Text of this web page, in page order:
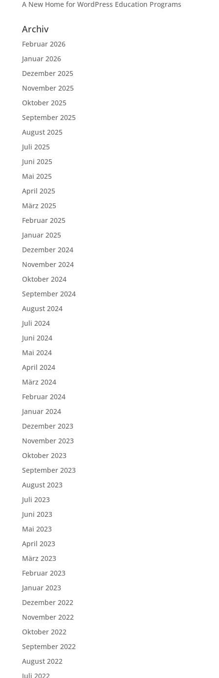
A New Home for WordPress Education Programs
Archiv
Februar 2026
Januar 2026
Dezember 2025
November 2025
Oktober 2025
September 2025
August 2025
Juli 2025
Juni 2025
Mai 2025
April 2025
März 2025
Februar 2025
Januar 2025
Dezember 2024
November 2024
Oktober 2024
September 2024
August 2024
Juli 2024
Juni 2024
Mai 2024
April 2024
März 2024
Februar 2024
Januar 2024
Dezember 2023
November 2023
Oktober 2023
September 2023
August 2023
Juli 2023
Juni 2023
Mai 2023
April 2023
März 2023
Februar 2023
Januar 2023
Dezember 2022
November 2022
Oktober 2022
September 2022
August 2022
Juli 2022